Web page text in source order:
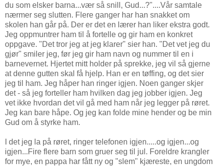
du som elsker barna...vær så snill, Gud...?"....Vår samtale
nærmer seg slutten. Flere ganger har han snakket om
skolen han går på. Der er det en lærer han liker ekstra godt.
Jeg oppmuntrer ham til å fortelle og gir ham en konkret
oppgave. "Det tror jeg at jeg klarer" sier han. "Det vet jeg du
gjør" smiler jeg, før jeg gir ham navn og nummer til en i
barnevernet. Hjertet mitt holder på sprekke, jeg vil så gjerne
at denne gutten skal få hjelp. Han er en tøffing, og det sier
jeg til ham. Jeg håper han ringer igjen. Noen ganger skjer
det - så jeg forteller ham hvilken dag jeg jobber igjen. Jeg
vet ikke hvordan det vil gå med ham når jeg legger på røret.
Jeg kan bare håpe. Og jeg kan folde mine hender og be min
Gud om å styrke ham.
I det jeg la på røret, ringer telefonen igjen.....og igjen...og
igjen...Fire flere barn som gruer seg til jul. Foreldre krangler
for mye, en pappa har fått ny og "slem" kjæreste, en ungdom